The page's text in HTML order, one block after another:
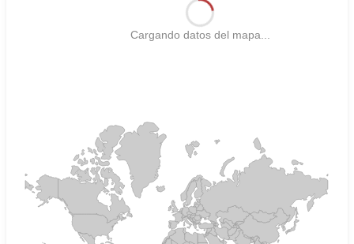
Cargando datos del mapa...